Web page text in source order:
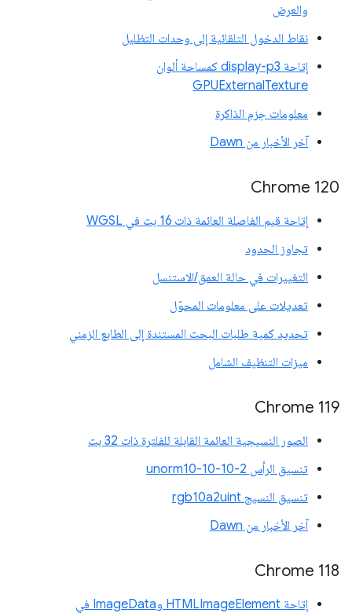
والعرض
نقاط الدخول التلقائية إلى وحدات التظليل
إتاحة display-p3 كمساحة ألوان
GPUExternalTexture
معلومات حِزم الذاكرة
آخر الأخبار من Dawn
‫Chrome 120
إتاحة قيم الفاصلة العائمة ذات 16 بت في WGSL
تجاوز الحدود
التغييرات في حالة العمق/الاستنسل
تعديلات على معلومات المحوّل
تحديد كمية طلبات البحث المستندة إلى الطابع الزمني
ميزات التنظيف الشامل
‫Chrome 119
الصور النسيجية العائمة القابلة للفلترة ذات 32 بت
تنسيق الرأس unorm10-10-10-2
تنسيق النسيج rgb10a2uint
آخر الأخبار من Dawn
‫Chrome 118
إتاحة HTMLImageElement وImageData في